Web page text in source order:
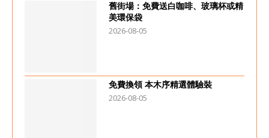
舊街場：免費送白咖啡、玻璃杯或精
美環保袋
2026-08-05
免費換領 本木序精選體驗裝
2026-08-05